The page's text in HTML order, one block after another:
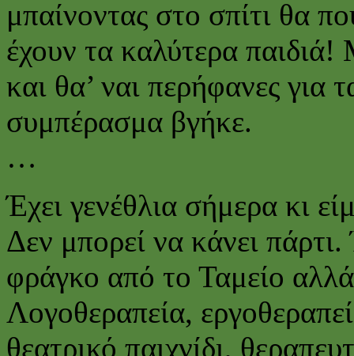
μπαίνοντας στο σπίτι θα
έχουν τα καλύτερα
και θα’ ναι περήφανες για
συμπέρασμα βγήκε.
…
Έχει γενέθλια σήμερα κι
Δεν μπορεί να κάνει
φράγκο από το Ταμείο
Λογοθεραπεία,
θεατρικό παιχνίδι,